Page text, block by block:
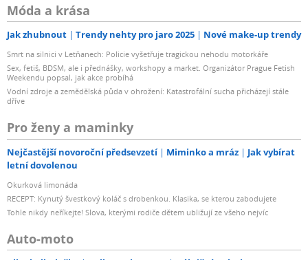
Móda a krása
Jak zhubnout Trendy nehty pro jaro 2025 Nové make-up trendy
Smrt na silnici v Letňanech: Policie vyšetřuje tragickou nehodu motorkáře
Sex, fetiš, BDSM, ale i přednášky, workshopy a market. Organizátor Prague Fetish
Weekendu popsal, jak akce probíhá
Vodní zdroje a zemědělská půda v ohrožení: Katastrofální sucha přicházejí stále
dříve
Pro ženy a maminky
Nejčastější novoroční předsevzetí Miminko a mráz
Jak vybírat
letní dovolenou
Okurková limonáda
RECEPT: Kynutý švestkový koláč s drobenkou. Klasika, se kterou zabodujete
Tohle nikdy neříkejte! Slova, kterými rodiče dětem ubližují ze všeho nejvíc
Auto-moto